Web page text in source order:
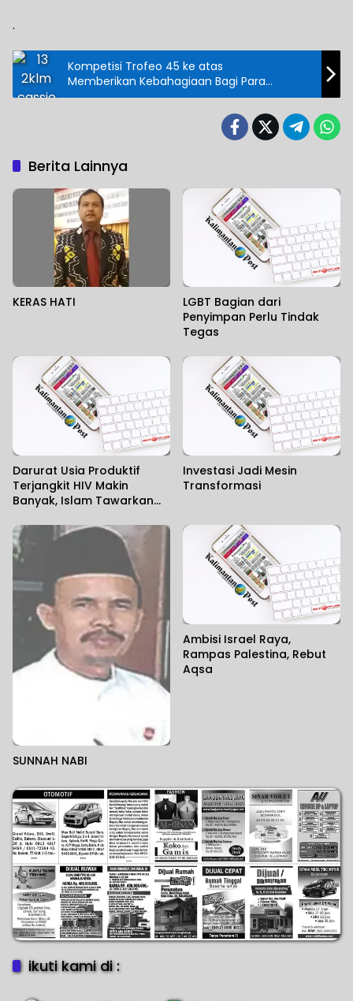
.
Kompetisi Trofeo 45 ke atas
Memberikan Kebahagiaan Bagi Para
Legenda Sepakbola
Berita Lainnya
KERAS HATI
LGBT Bagian dari
Penyimpan Perlu Tindak
Tegas
Darurat Usia Produktif
Terjangkit HIV Makin
Banyak, Islam Tawarkan
Investasi Jadi Mesin
Transformasi
SUNNAH NABI
Ambisi Israel Raya,
Rampas Palestina, Rebut
Aqsa
ikuti kami di :